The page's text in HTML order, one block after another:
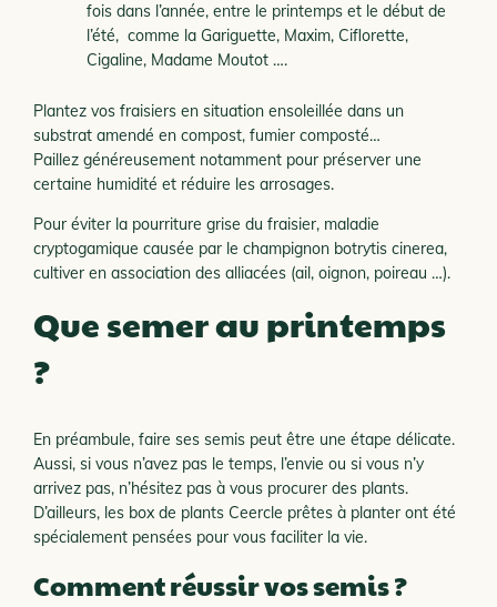
fois dans l’année, entre le printemps et le début de
l’été, comme la Gariguette, Maxim, Ciflorette,
Cigaline, Madame Moutot ….
Plantez vos fraisiers en situation ensoleillée dans un
substrat amendé en compost, fumier composté…
Paillez généreusement notamment pour préserver une
certaine humidité et réduire les arrosages.
Pour éviter la pourriture grise du fraisier, maladie
cryptogamique causée par le champignon botrytis cinerea,
cultiver en association des alliacées (ail, oignon, poireau …).
Que semer au printemps
?
En préambule, faire ses semis peut être une étape délicate.
Aussi, si vous n’avez pas le temps, l’envie ou si vous n’y
arrivez pas, n’hésitez pas à vous procurer des plants.
D’ailleurs, les box de plants Ceercle prêtes à planter ont été
spécialement pensées pour vous faciliter la vie.
Comment réussir vos semis ?